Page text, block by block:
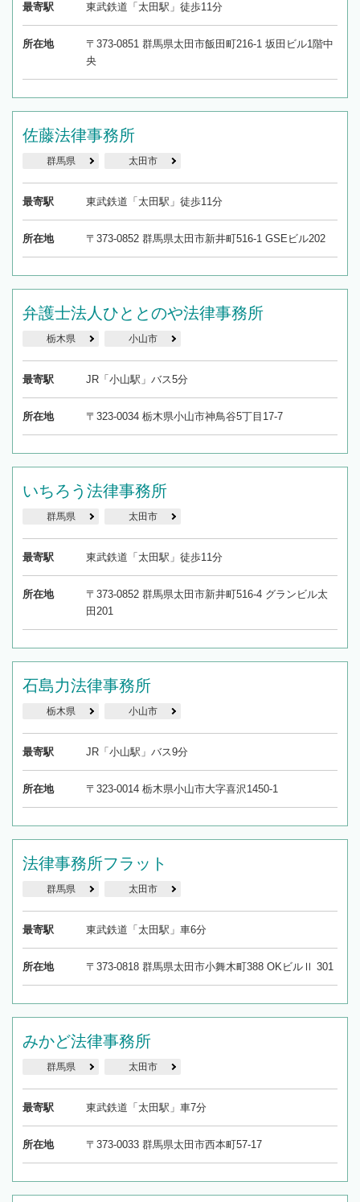
最寄駅 東武鉄道「太田駅」徒歩11分
所在地
〒373-0851 群馬県太田市飯田町216-1 坂田ビル1階中
央
佐藤法律事務所
群馬県 太田市
最寄駅 東武鉄道「太田駅」徒歩11分
所在地 〒373-0852 群馬県太田市新井町516-1 GSEビル202
弁護士法人ひととのや法律事務所
栃木県 小山市
最寄駅 JR「小山駅」バス5分
所在地 〒323-0034 栃木県小山市神鳥谷5丁目17-7
いちろう法律事務所
群馬県 太田市
最寄駅 東武鉄道「太田駅」徒歩11分
所在地
〒373-0852 群馬県太田市新井町516-4 グランビル太
田201
石島力法律事務所
栃木県 小山市
最寄駅 JR「小山駅」バス9分
所在地 〒323-0014 栃木県小山市大字喜沢1450-1
法律事務所フラット
群馬県 太田市
最寄駅 東武鉄道「太田駅」車6分
所在地 〒373-0818 群馬県太田市小舞木町388 OKビルⅡ 301
みかど法律事務所
群馬県 太田市
最寄駅 東武鉄道「太田駅」車7分
所在地 〒373-0033 群馬県太田市西本町57-17